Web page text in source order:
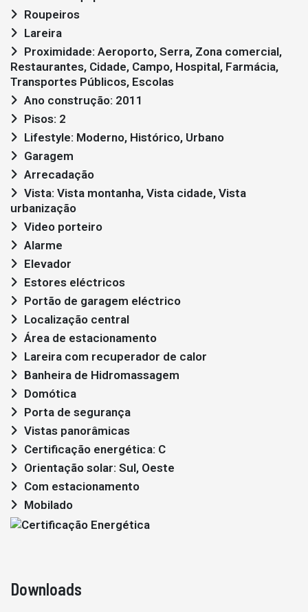
Roupeiros
Lareira
Restaurantes, Cidade, Campo, Hospital, Farmácia,
Transportes Públicos, Escolas
Ano construção: 2011
Pisos: 2
Lifestyle: Moderno, Histórico, Urbano
Garagem
Arrecadação
urbanização
Video porteiro
Alarme
Elevador
Estores eléctricos
Portão de garagem eléctrico
Localização central
Área de estacionamento
Lareira com recuperador de calor
Banheira de Hidromassagem
Domótica
Porta de segurança
Vistas panorâmicas
Certificação energética: C
Orientação solar: Sul, Oeste
Com estacionamento
Mobilado
Downloads